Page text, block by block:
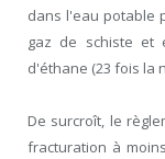
dans l'eau potable
gaz de schiste et
d'éthane (23 fois la
De surcroît, le
fracturation à